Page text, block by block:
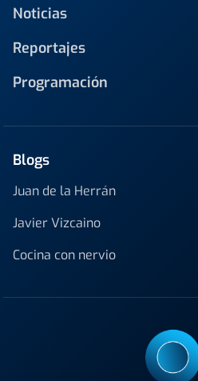
Noticias
Reportajes
Programación
Blogs
Juan de la Herrán
Javier Vizcaino
Cocina con nervio